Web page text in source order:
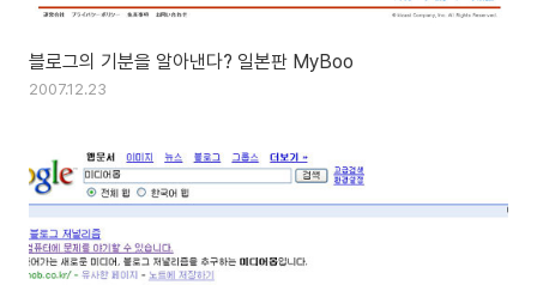
블로그의 기분을 알아낸다? 일본판 MyBoo
2007.12.23